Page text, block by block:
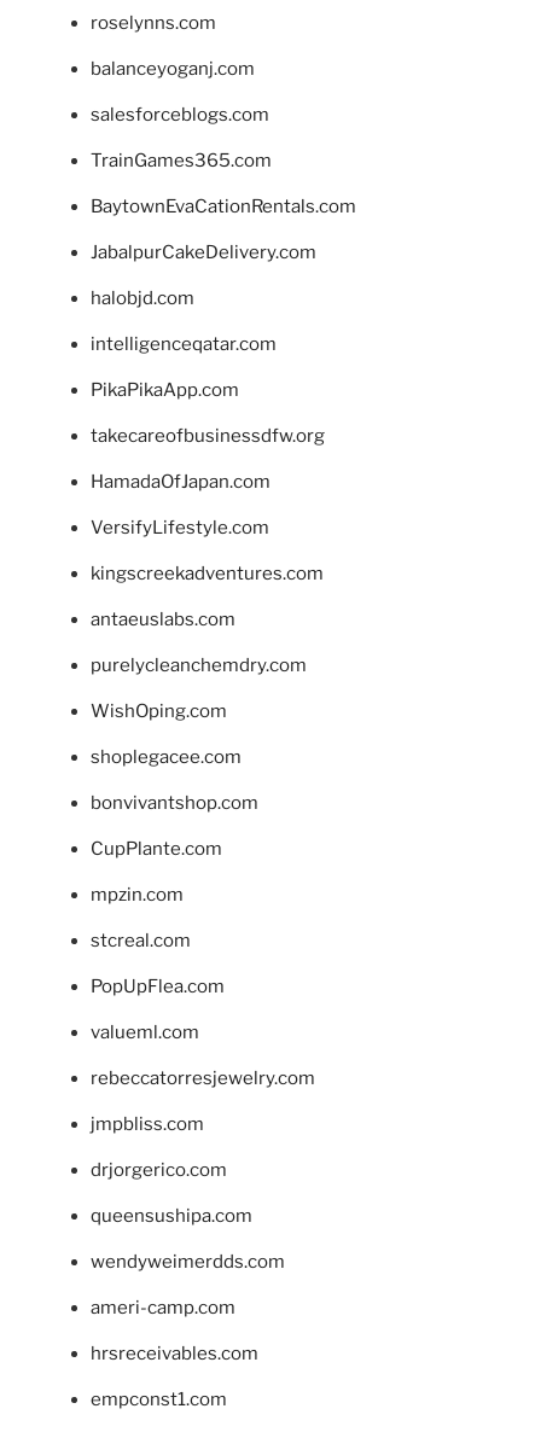
roselynns.com
balanceyoganj.com
salesforceblogs.com
TrainGames365.com
BaytownEvaCationRentals.com
JabalpurCakeDelivery.com
halobjd.com
intelligenceqatar.com
PikaPikaApp.com
takecareofbusinessdfw.org
HamadaOfJapan.com
VersifyLifestyle.com
kingscreekadventures.com
antaeuslabs.com
purelycleanchemdry.com
WishOping.com
shoplegacee.com
bonvivantshop.com
CupPlante.com
mpzin.com
stcreal.com
PopUpFlea.com
valueml.com
rebeccatorresjewelry.com
jmpbliss.com
drjorgerico.com
queensushipa.com
wendyweimerdds.com
ameri-camp.com
hrsreceivables.com
empconst1.com